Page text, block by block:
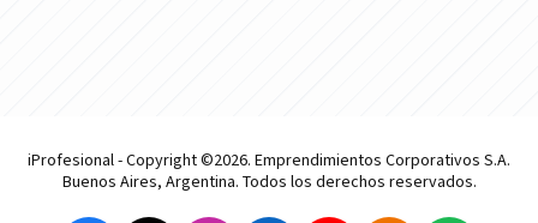
iProfesional - Copyright ©2026. Emprendimientos Corporativos S.A.
Buenos Aires, Argentina. Todos los derechos reservados.